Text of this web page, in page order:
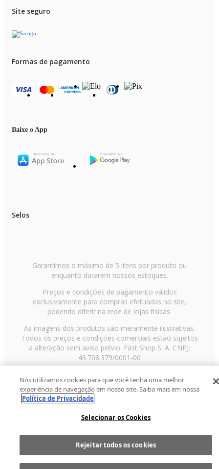
Site seguro
Formas de pagamento
Baixe o App
Selos
Garantimos o máximo de 5 itens por produto ou
enquanto durarem nossos estoques.
Preços e condições de pagamento válidos
exclusivamente para compras efetuadas no site,
podendo diferir na rede de lojas físicas.
As imagens dos produtos são meramente ilustrativas.
Todos os preços e condições comerciais estão sujeitos
a alteração sem aviso prévio. Fast Shop S. A. CNPJ:
43.708.379/0001-00
Paulo/SP, CEP 02029-001, Telefone: 11 3003-3728 ©
2013 Fast Shop - Todos os direitos reservadosRF
Nós utilizamos cookies para que você tenha uma melhor
experiência de navegação em nosso site. Saiba mais em nossa
Política de Privacidade
Selecionar os Cookies
Rejeitar todos os cookies